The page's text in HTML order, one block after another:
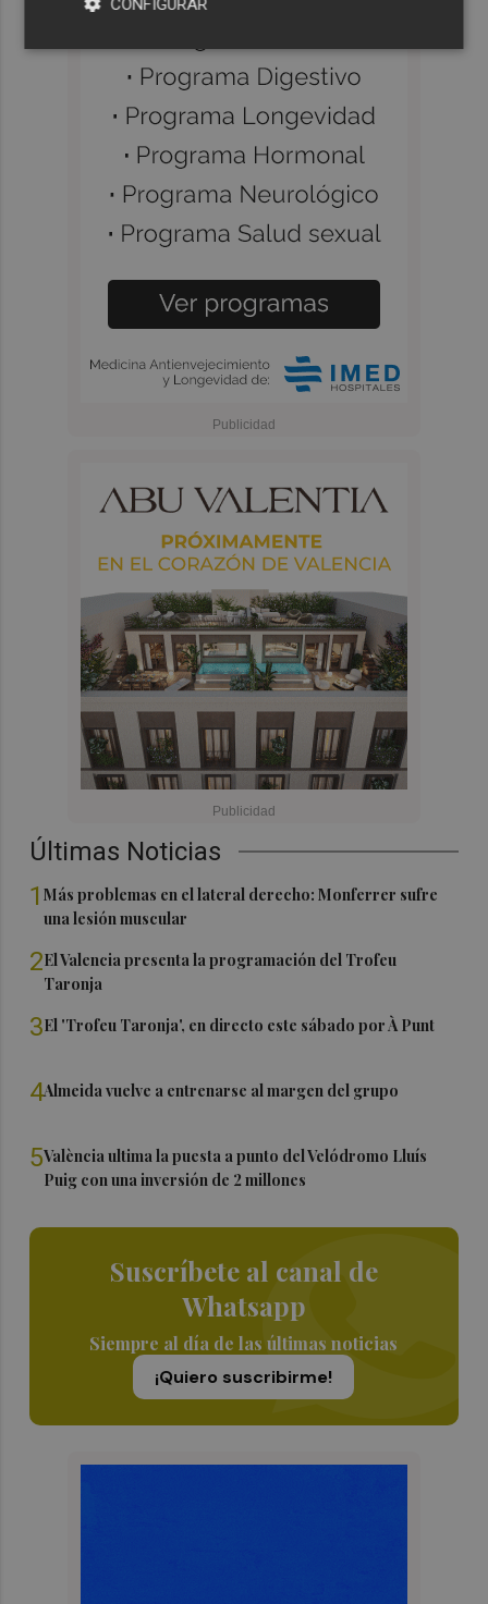
Últimas Noticias
1Más problemas en el lateral derecho: Monferrer sufre
una lesión muscular
2El Valencia presenta la programación del Trofeu
Taronja
3El 'Trofeu Taronja', en directo este sábado por À Punt
4Almeida vuelve a entrenarse al margen del grupo
5València ultima la puesta a punto del Velódromo Lluís
Puig con una inversión de 2 millones
Suscríbete al canal de
Whatsapp
Siempre al día de las últimas noticias
¡Quiero suscribirme!
CONFIGURAR